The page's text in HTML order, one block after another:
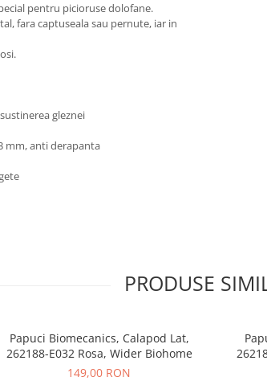
pentru picioruse dolofane.
fara captuseala sau pernute, iar in
gleznei
mm, anti derapanta
PRODUSE
Papuci Biomecanics, Calapod Lat,
262188-E032 Rosa, Wider Biohome
149,00 RON